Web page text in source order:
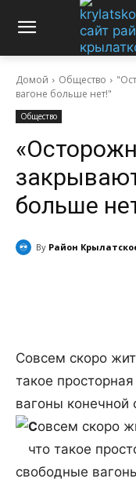
Домой Общество
вагоне больше нет!"
Общество
больше
By Район
Совсем скоро
такое
вагоны конечной
Совсем скоро
что такое
свободные